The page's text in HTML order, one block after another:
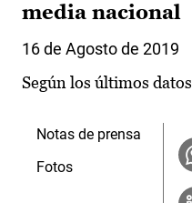
media nacional
16 de Agosto de 2019
Según los últimos
Notas de prensa
Fotos